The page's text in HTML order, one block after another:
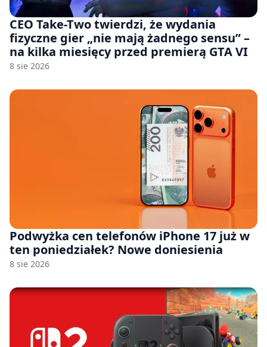
CEO Take-Two twierdzi, że wydania
fizyczne gier „nie mają żadnego sensu” –
na kilka miesięcy przed premierą GTA VI
8 sie 2026
Podwyżka cen telefonów iPhone 17 już w
ten poniedziałek? Nowe doniesienia
8 sie 2026